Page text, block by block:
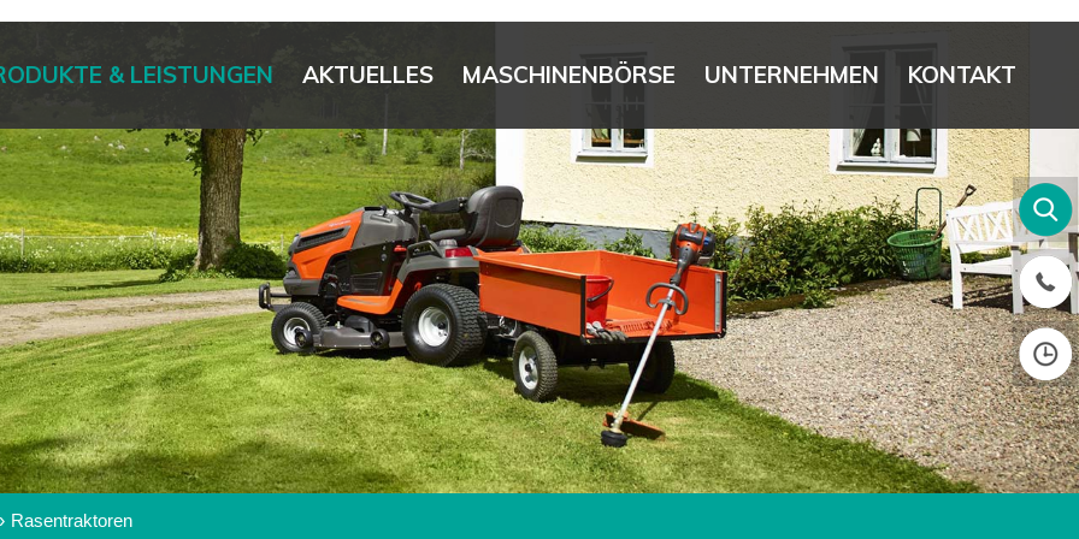
& LEISTUNGEN AKTUELLES MASCHINENBÖRSE UNTERNEHMEN KONTAKT
Rasentraktoren